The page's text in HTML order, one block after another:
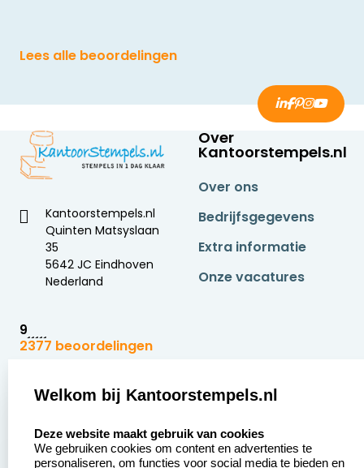
Lees alle beoordelingen
Kantoorstempels.nl
Quinten Matsyslaan
35
5642 JC Eindhoven
Nederland
9
2377 beoordelingen
Over
Kantoorstempels.nl
Over ons
Bedrijfsgegevens
Extra informatie
Onze vacatures
Zakelijk:
Aanvraag op maat
Betaling &
Klantenservice:
Contact opnemen
Veel gestelde vragen
Welkom bij Kantoorstempels.nl
Deze website maakt gebruik van cookies
We gebruiken cookies om content en advertenties te
personaliseren, om functies voor social media te bieden en